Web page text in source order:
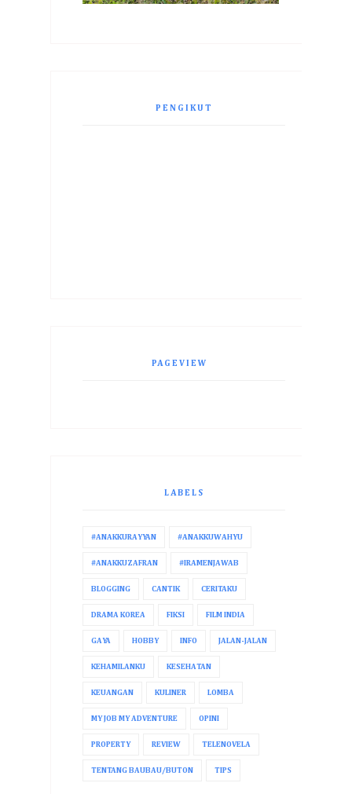
PENGIKUT
PAGEVIEW
LABELS
#ANAKKURAYYAN #ANAKKUWAHYU
#ANAKKUZAFRAN #IRAMENJAWAB
BLOGGING CANTIK CERITAKU
DRAMA KOREA FIKSI FILM INDIA
GAYA HOBBY INFO JALAN-JALAN
KEHAMILANKU KESEHATAN
KEUANGAN KULINER LOMBA
MY JOB MY ADVENTURE OPINI
PROPERTY REVIEW TELENOVELA
TENTANG BAUBAU/BUTON TIPS